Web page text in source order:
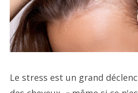
Le stress est un grand